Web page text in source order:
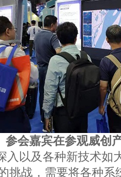
参会嘉宾在参观威创
以及各种新技术如
挑战，需要将各种系